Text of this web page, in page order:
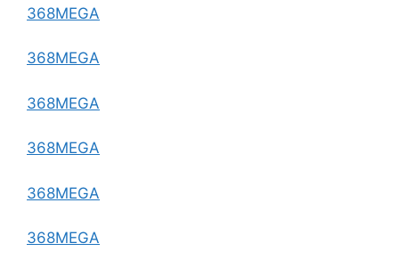
368MEGA
368MEGA
368MEGA
368MEGA
368MEGA
368MEGA